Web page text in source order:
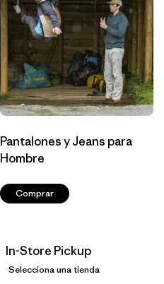
Pantalones y Jeans para
Hombre
Comprar
In-Store Pickup
Selecciona una tienda